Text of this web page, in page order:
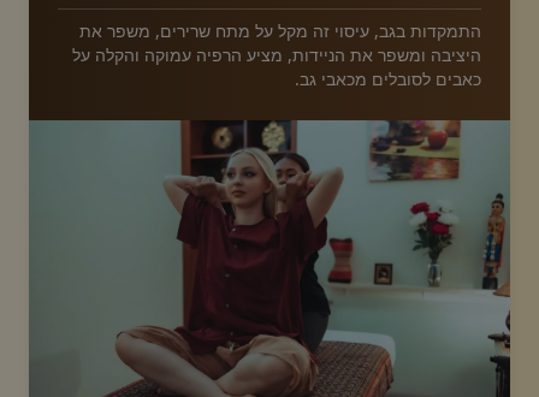
התמקדות בגב, עיסוי זה מקל על מתח שרירים, משפר את
היציבה ומשפר את הניידות, מציע הרפיה עמוקה והקלה על
כאבים לסובלים מכאבי גב.